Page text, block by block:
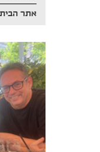
אתר